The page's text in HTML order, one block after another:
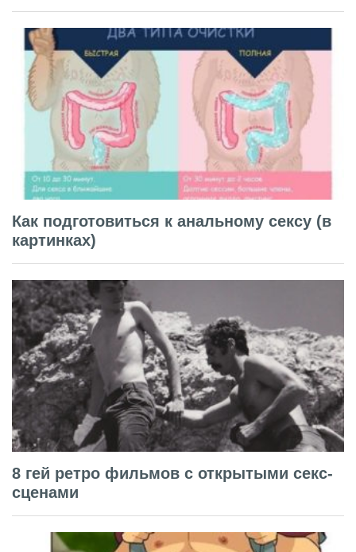
Как подготовиться к анальному сексу (в
картинках)
8 гей ретро фильмов с открытыми секс-
сценами